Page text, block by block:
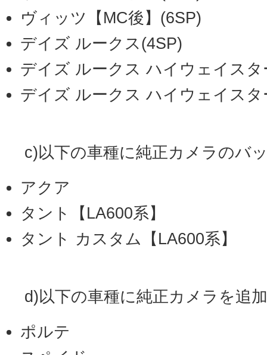
ヴィッツ【MC後】(6SP)
デイズ ルークス(4SP)
デイズ ルークス ハイウェイスタ
デイズ ルークス ハイウェイスタ
c)以下の車種に純正カメラのバ
アクア
タント【LA600系】
タント カスタム【LA600系】
d)以下の車種に純正カメラを追
ポルテ